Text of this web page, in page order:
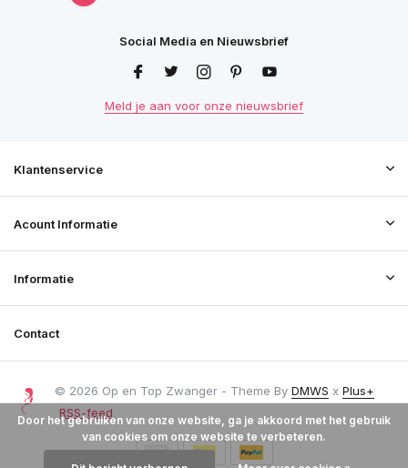
Social Media en Nieuwsbrief
Meld je aan voor onze nieuwsbrief
Klantenservice
Acount Informatie
Informatie
Contact
© 2026 Op en Top Zwanger - Theme By DMWS x Plus+
RSS-feed
Door het gebruiken van onze website, ga je akkoord met het gebruik
van cookies om onze website te verbeteren.